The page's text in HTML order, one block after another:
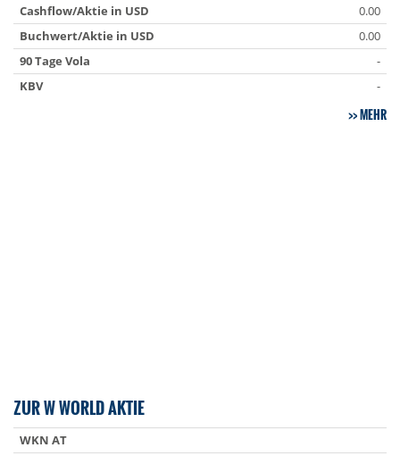
Cashflow/Aktie in USD
0.00
Buchwert/Aktie in USD
0.00
90 Tage Vola
-
KBV
-
MEHR
ZUR W WORLD AKTIE
WKN AT